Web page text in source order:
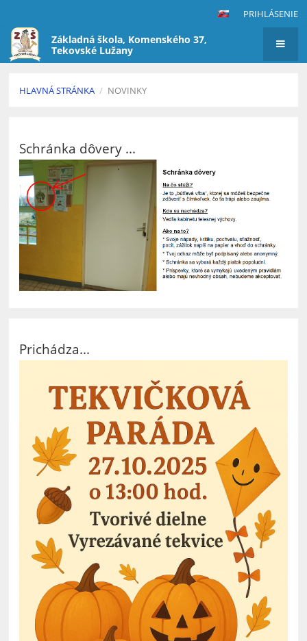
PRIHLÁSENIE
Základná škola, Komenského 37,
Tekovské Lužany
HLAVNÁ STRÁNKA / NOVINKY
Schránka dôvery ...
Prichádza...